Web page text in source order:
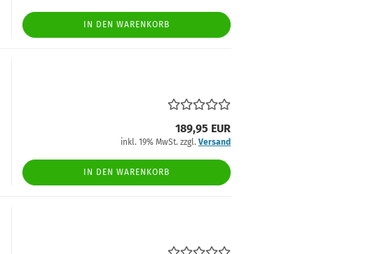
IN DEN WARENKORB
189,95 EUR
inkl. 19% MwSt. zzgl. Versand
IN DEN WARENKORB